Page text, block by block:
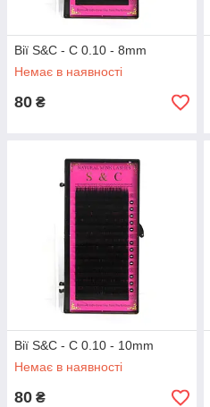
Вії S&C - C 0.10 - 8mm
Немає в наявності
80 ₴
Вії S&C - C 0.10 - 10mm
Немає в наявності
80 ₴